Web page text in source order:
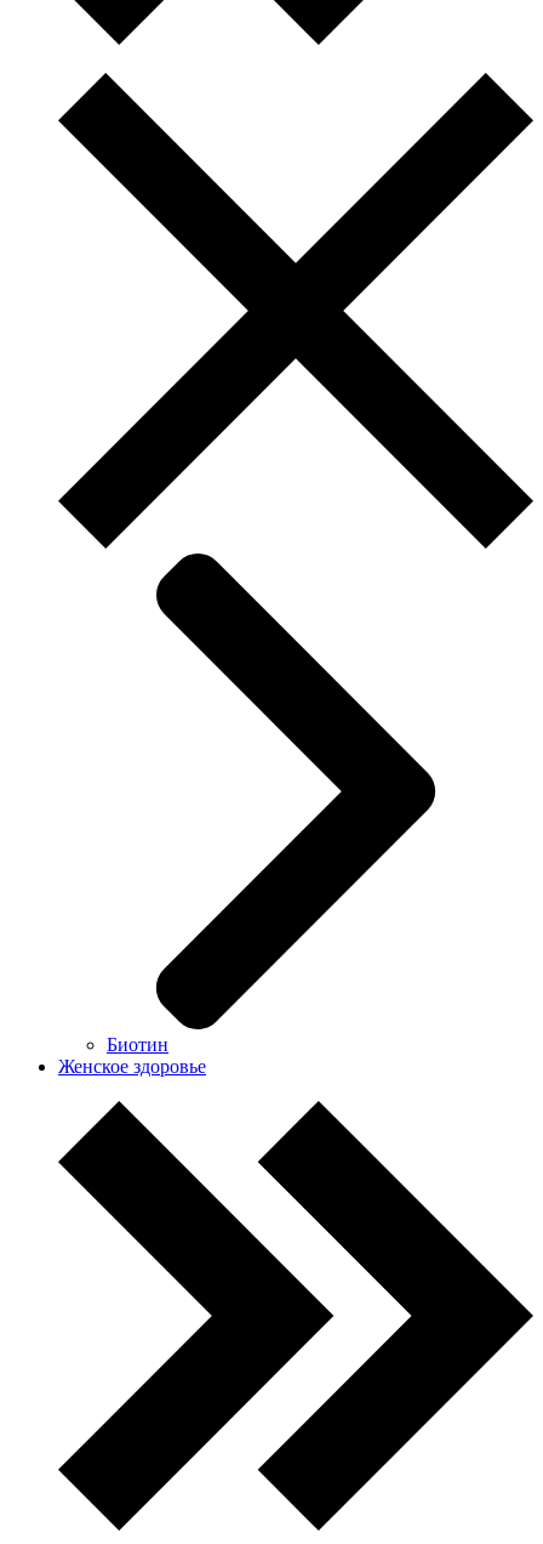
Биотин
Женское здоровье